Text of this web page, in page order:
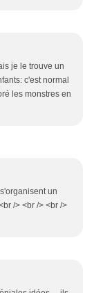
je le trouve un
c'est normal
les monstres en
un
/> <br /> <br />